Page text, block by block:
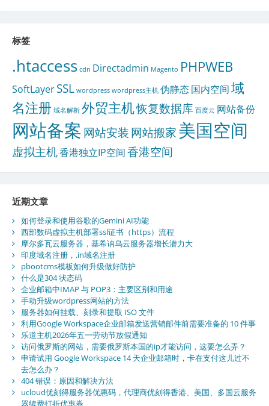
标签
.htaccess cdn Directadmin Magento PHPWEB
SoftLayerSSL wordpress wordpress主机 伪静态国内空间域
名注册 域名解析 外贸主机恢复数据库 百度云 网站备份
网站备案 网站安装网站搬家美国空间
虚拟主机香港独立IP空间香港空间
近期文章
如何登录和使用谷歌的Gemini AI功能
西部数码虚拟主机部署ssl证书（https）流程
摩尔多瓦云服务器，基希讷乌云服务器增长潜力大
印度域名注册，.in域名注册
pbootcms模板如何升级做好防护
什么是304 状态码
企业邮箱中IMAP 与 POP3：主要区别和用途
手动升级wordpress网站的方法
服务器如何挂载、刻录和提取 ISO 文件
利用Google Workspace企业邮箱发送营销邮件前需要准备的 10 件事
乐道主机2026年五一劳动节放假通知
访问俄罗斯的网站，需要俄罗斯本国的ip才能访问，这要怎么弄？
申请试用 Google Workspace 14 天企业邮箱时，卡在支付这儿过不
去怎么办？
404 错误：原因和解决方法
ucloud优刻得服务器优惠码，代理商优刻得香港、美国、多国云服务
器续费打折优惠券